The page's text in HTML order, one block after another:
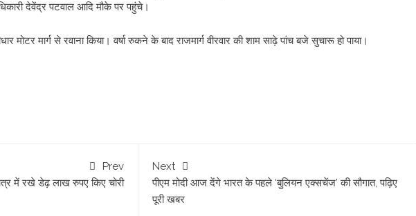
देवेंद्र पटवाल आदि मौके पर पहुंचे।
मोटर मार्ग से रवाना किया। वर्षा रुकने के बाद राजमार्ग वीरवार की शाम साढ़े पांच बजे सुचारू हो पाया।
Prev
में रखे डेढ़ लाख रुपए किए चोरी
Next
पीएम मोदी आज देंगे भारत के पहले ‘बुलियन एक्सचेंज’ की सौगात, पढ़िए
पूरी खबर